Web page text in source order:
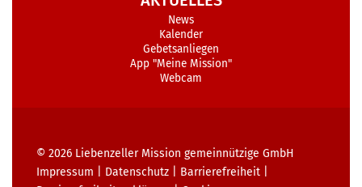
News
Kalender
Gebetsanliegen
App "Meine Mission"
Webcam
© 2026 Liebenzeller Mission gemeinnützige GmbH
Impressum
Datenschutz Barrierefreiheit